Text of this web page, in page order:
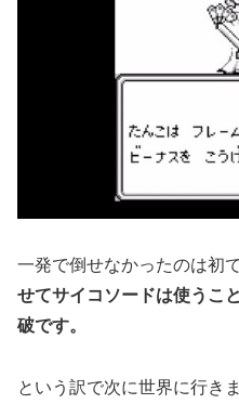
一発で倒せなかったのは初
せてサイコソードは使うこ
破です。
という訳で次に世界に行きま